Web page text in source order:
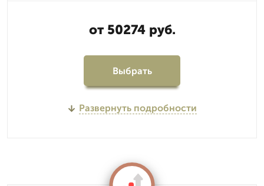
от 50274 руб.
Выбрать
Развернуть подробности